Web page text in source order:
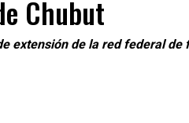
Chubut
extensión de la red federal